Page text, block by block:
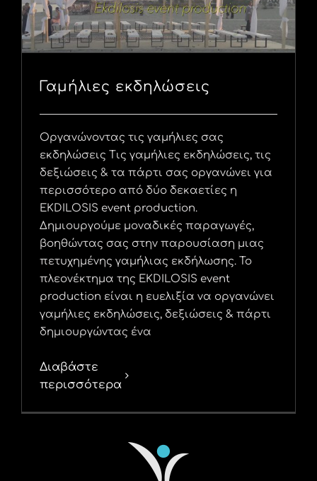
Γαμήλιες εκδηλώσεις
Οργανώνοντας τις γαμήλιες σας
εκδηλώσεις Τις γαμήλιες εκδηλώσεις, τις
δεξιώσεις & τα πάρτι σας οργανώνει για
περισσότερο από δύο δεκαετίες η
EKDILOSIS event production.
Δημιουργούμε μοναδικές παραγωγές,
βοηθώντας σας στην παρουσίαση μιας
πετυχημένης γαμήλιας εκδήλωσης. Το
πλεονέκτημα της EKDILOSIS event
production είναι η ευελιξία να οργανώνει
γαμήλιες εκδηλώσεις, δεξιώσεις & πάρτι
δημιουργώντας ένα
Διαβάστε
περισσότερα